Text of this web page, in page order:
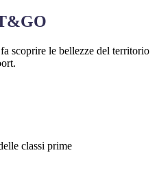
scoprire le bellezze del territorio
classi prime